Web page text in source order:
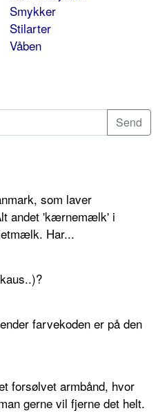
Smykker
Stilarter
Våben
som laver
andet 'kærnemælk' i
Har...
farvekoden er på den
forsølvet armbånd, hvor
gerne vil fjerne det helt.